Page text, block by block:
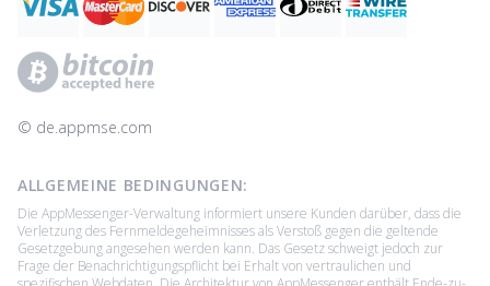
© ‌de.appmse.com
ALLGEMEINE BEDINGUNGEN:
Die AppMessenger-Verwaltung informiert unsere Kunden darüber, dass die
Verletzung des Fernmeldegeheimnisses als Verstoß gegen die geltende
Gesetzgebung angesehen werden kann. Das Gesetz schweigt jedoch zur
Frage der Benachrichtigungspflicht bei Erhalt von vertraulichen und